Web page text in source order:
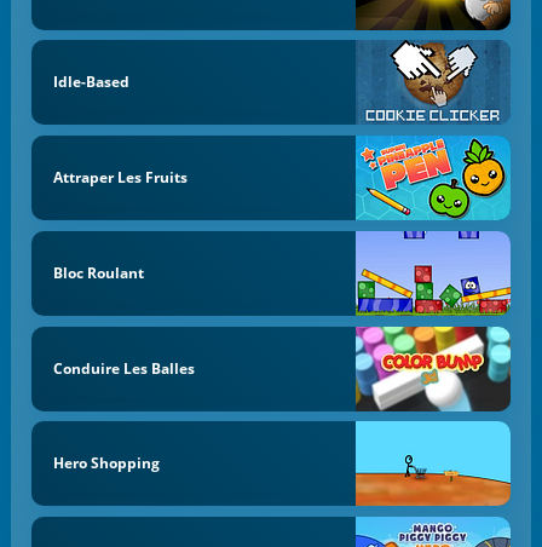
Idle-Based
Attraper Les Fruits
Bloc Roulant
Conduire Les Balles
Hero Shopping